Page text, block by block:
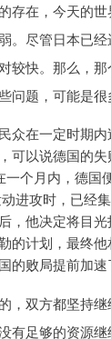
存在，今天的
。尽管日本已
较快。那么，
题，可能是很
众在一定时期
可以说德国的
个月内，德
进攻时，已经
，他决定将目
的计划，最终
败局提前加速
，双方都坚持
有足够的资源